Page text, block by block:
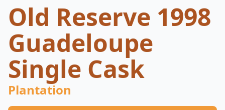
Old Reserve 1998
Guadeloupe
Single Cask
Plantation